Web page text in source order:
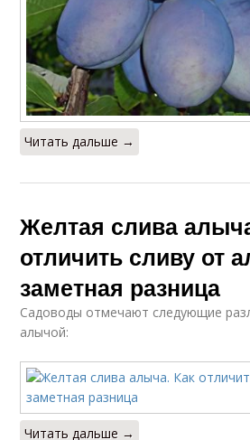
Читать дальше →
Желтая слива
отличить сливу от
заметная разница
Садоводы отмечают следующие
алычой:
Читать дальше →